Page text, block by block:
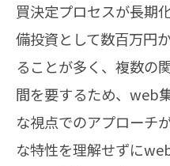
買決定プロセスが長期
備投資として数百万円
ることが多く、複数の
間を要するため、web
な視点でのアプローチ
な特性を理解せずに